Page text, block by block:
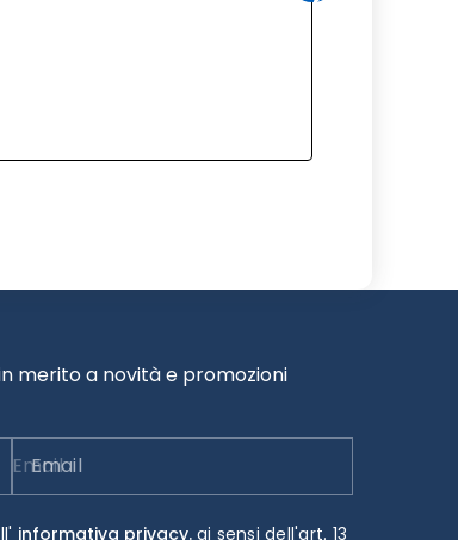
merito a novità e promozioni
Email
informativa privacy.ai sensi dell'art. 13